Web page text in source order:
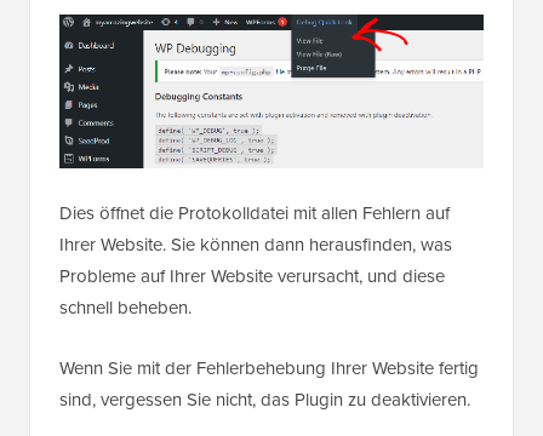
Dies öffnet die Protokolldatei mit allen Fehlern auf
Ihrer Website. Sie können dann herausfinden, was
Probleme auf Ihrer Website verursacht, und diese
schnell beheben.
Wenn Sie mit der Fehlerbehebung Ihrer Website fertig
sind, vergessen Sie nicht, das Plugin zu deaktivieren.